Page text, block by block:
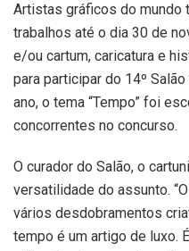
Artistas gráficos do mundo
trabalhos até o dia 30 de
e/ou cartum, caricatura e
para participar do 14º
ano, o tema “Tempo” foi
concorrentes no concurso.
O curador do Salão, o
versatilidade do assunto.
vários desdobramentos
tempo é um artigo de luxo.